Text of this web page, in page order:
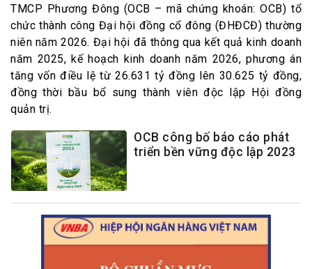
TMCP Phương Đông (OCB – mã chứng khoán: OCB) tổ
chức thành công Đại hội đồng cổ đông (ĐHĐCĐ) thường
niên năm 2026. Đại hội đã thông qua kết quả kinh doanh
năm 2025, kế hoạch kinh doanh năm 2026, phương án
tăng vốn điều lệ từ 26.631 tỷ đồng lên 30.625 tỷ đồng,
đồng thời bầu bổ sung thành viên độc lập Hội đồng
quản trị.
OCB công bố báo cáo phát
triển bền vững độc lập 2023